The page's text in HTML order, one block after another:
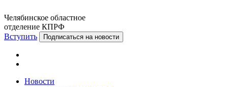
Челябинское областное
отделение КПРФ
Вступить
Подписаться на новости
Новости